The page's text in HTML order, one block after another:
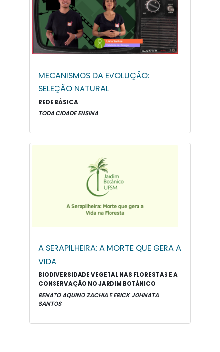
MECANISMOS DA EVOLUÇÃO:
SELEÇÃO NATURAL
REDE BÁSICA
TODA CIDADE ENSINA
A SERAPILHEIRA: A MORTE QUE GERA A
VIDA
BIODIVERSIDADE VEGETAL NAS FLORESTAS E A
CONSERVAÇÃO NO JARDIM BOTÂNICO
RENATO AQUINO ZACHIA E ERICK JOHNATA
SANTOS